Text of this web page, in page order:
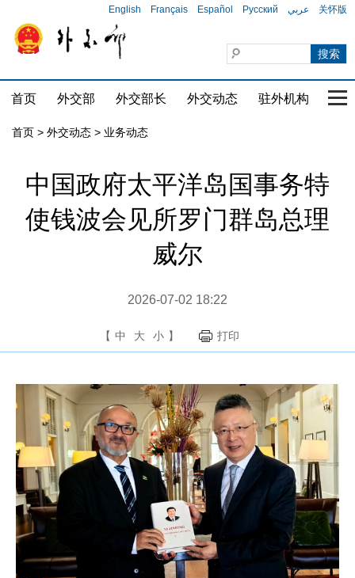
English Français Español Русский عربي 关怀版
首页 外交部 外交部长 外交动态 驻外机构 国
首页 > 外交动态 > 业务动态
​中国政府太平洋岛国事务特
使钱波会见所罗门群岛总理
威尔
2026-07-02 18:22
【 中 大 小 】 打印